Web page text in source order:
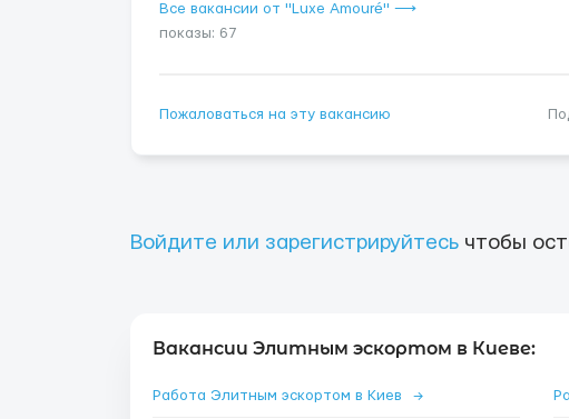
Все вакансии от "Luxe Amouré" ⟶
показы: 67
Пожаловаться на эту вакансию
Войдите или зарегистрируйтесь чтобы
Вакансии Элитным эскортом в Киеве:
Работа Элитным эскортом в Киев →